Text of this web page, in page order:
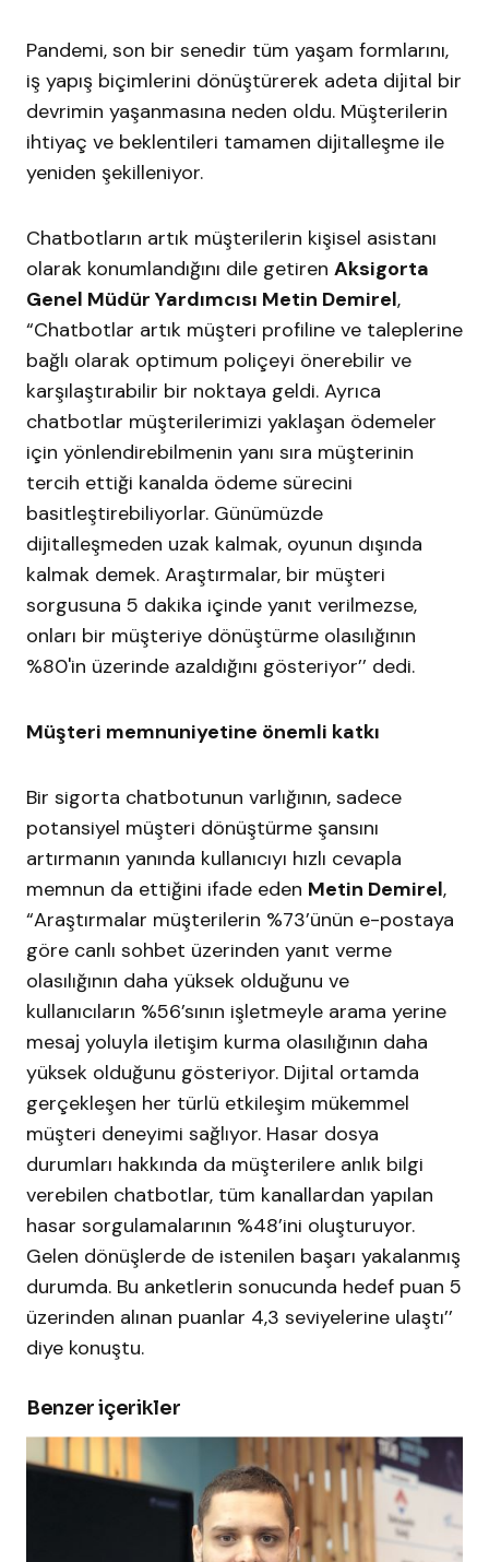
Pandemi, son bir senedir tüm yaşam formlarını,
iş yapış biçimlerini dönüştürerek adeta dijital bir
devrimin yaşanmasına neden oldu. Müşterilerin
ihtiyaç ve beklentileri tamamen dijitalleşme ile
yeniden şekilleniyor.
Chatbotların artık müşterilerin kişisel asistanı
olarak konumlandığını dile getiren Aksigorta
Genel Müdür Yardımcısı Metin Demirel,
“Chatbotlar artık müşteri profiline ve taleplerine
bağlı olarak optimum poliçeyi önerebilir ve
karşılaştırabilir bir noktaya geldi. Ayrıca
chatbotlar müşterilerimizi yaklaşan ödemeler
için yönlendirebilmenin yanı sıra müşterinin
tercih ettiği kanalda ödeme sürecini
basitleştirebiliyorlar. Günümüzde
dijitalleşmeden uzak kalmak, oyunun dışında
kalmak demek. Araştırmalar, bir müşteri
sorgusuna 5 dakika içinde yanıt verilmezse,
onları bir müşteriye dönüştürme olasılığının
%80'in üzerinde azaldığını gösteriyor’’ dedi.
Müşteri memnuniyetine önemli katkı
Bir sigorta chatbotunun varlığının, sadece
potansiyel müşteri dönüştürme şansını
artırmanın yanında kullanıcıyı hızlı cevapla
memnun da ettiğini ifade eden Metin Demirel,
“Araştırmalar müşterilerin %73’ünün e-postaya
göre canlı sohbet üzerinden yanıt verme
olasılığının daha yüksek olduğunu ve
kullanıcıların %56’sının işletmeyle arama yerine
mesaj yoluyla iletişim kurma olasılığının daha
yüksek olduğunu gösteriyor. Dijital ortamda
gerçekleşen her türlü etkileşim mükemmel
müşteri deneyimi sağlıyor. Hasar dosya
durumları hakkında da müşterilere anlık bilgi
verebilen chatbotlar, tüm kanallardan yapılan
hasar sorgulamalarının %48’ini oluşturuyor.
Gelen dönüşlerde de istenilen başarı yakalanmış
durumda. Bu anketlerin sonucunda hedef puan 5
üzerinden alınan puanlar 4,3 seviyelerine ulaştı’’
diye konuştu.
Benzer içerikler